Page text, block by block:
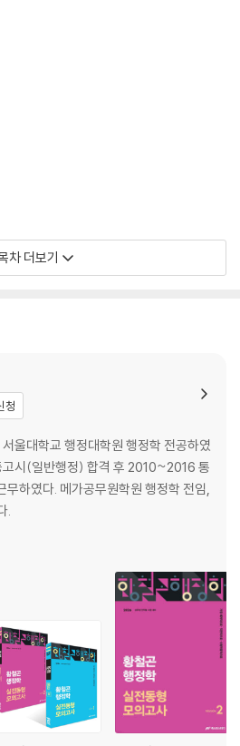
차 더보기
청
울대학교 행정대학원 행정학 전공하였
시(일반행정) 합격 후 2010~2016 통
무하였다. 메가공무원학원 행정학 전임,
.